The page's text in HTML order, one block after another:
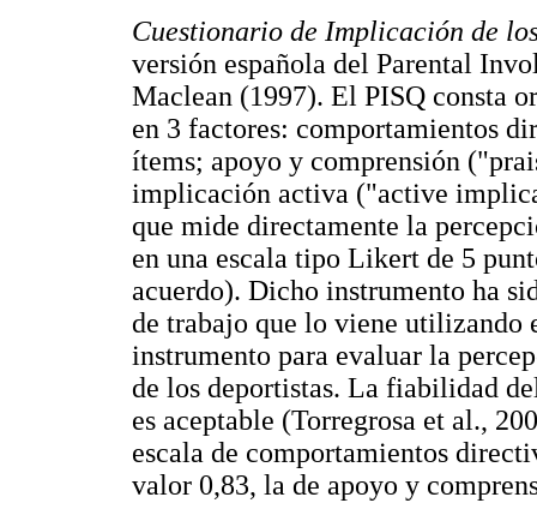
Cuestionario de Implicación de
versión española del Parental
Maclean (1997). El PISQ consta
en 3 factores: comportamientos
ítems; apoyo y comprensión
implicación activa ("active
que mide directamente la
en una escala tipo Likert de 5
acuerdo). Dicho instrumento ha
de trabajo que lo viene utilizando
instrumento para evaluar la
de los deportistas. La fiabilidad
es aceptable (Torregrosa et al.,
escala de comportamientos
valor 0,83, la de apoyo y